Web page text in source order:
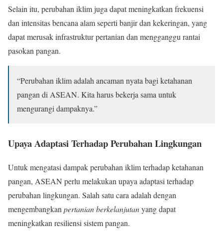
Selain itu, perubahan iklim juga dapat meningkatkan frekuensi
dan intensitas bencana alam seperti banjir dan kekeringan, yang
dapat merusak infrastruktur pertanian dan mengganggu rantai
pasokan pangan.
“Perubahan iklim adalah ancaman nyata bagi ketahanan
pangan di ASEAN. Kita harus bekerja sama untuk
mengurangi dampaknya.”
Upaya Adaptasi Terhadap Perubahan Lingkungan
Untuk mengatasi dampak perubahan iklim terhadap ketahanan
pangan, ASEAN perlu melakukan upaya adaptasi terhadap
perubahan lingkungan. Salah satu cara adalah dengan
mengembangkanpertanian berkelanjutanyang dapat
meningkatkan resiliensi sistem pangan.